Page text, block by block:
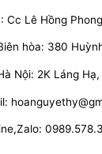
Cc Lê Hồng
hòa: 380
Nội: 2K Láng